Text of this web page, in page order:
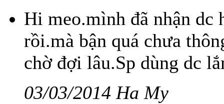
Hi meo.mình đã nhận dc
rồi.mà bận quá chưa
chờ đợi lâu.Sp dùng dc
03/03/2014 Ha My